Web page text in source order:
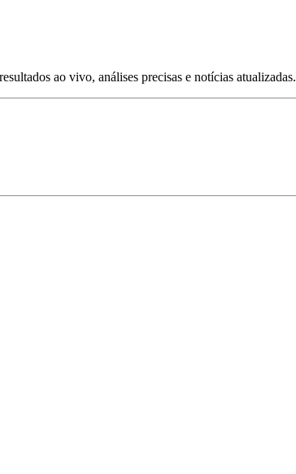
ao vivo, análises precisas e notícias atualizadas.